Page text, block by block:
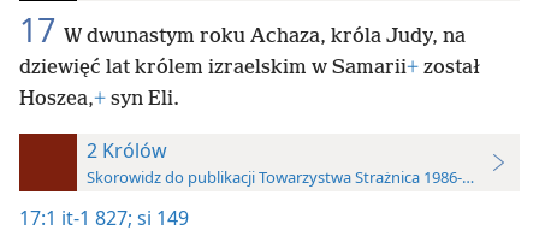
17 W dwunastym roku Achaza, króla Judy, na
dziewięć lat królem izraelskim w Samarii+ został
Hoszea,+ syn Eli.
2 Królów
Skorowidz do publikacji Towarzystwa Strażnica 1986-2024
17:1 it-1 827; si 149